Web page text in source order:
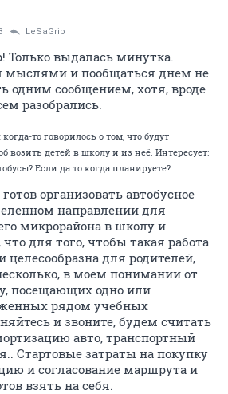
LeSaGrib
Только выдалась минутка.
мыслями и пообщаться днем не
одним сообщением, хотя, вроде
разобрались.
то говорилось о том, что будут
возить детей в школу и из неё. Интересует:
Если да то когда планируете?
организовать автобусное
направлении для
микрорайона в школу и
для того, чтобы такая работа
для родителей,
в моем понимании от
посещающих одно или
рядом учебных
и звоните, будем считать
авто, транспортный
Стартовые затраты на покупку
и согласование маршрута и
взять на себя.